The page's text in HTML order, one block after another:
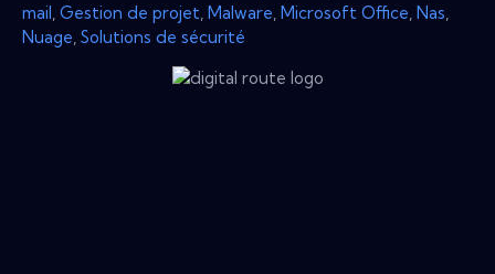
mail Gestion de projet Malware Microsoft Office Nas
Nuage Solutions de sécurité